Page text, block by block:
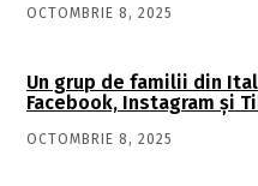
OCTOMBRIE 8, 2025
Un grup de familii din
Facebook, Instagram și
OCTOMBRIE 8, 2025